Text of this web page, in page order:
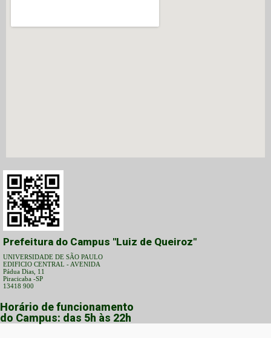
Prefeitura do Campus "Luiz de Queiroz"
UNIVERSIDADE DE SÃO PAULO
EDIFICIO CENTRAL - AVENIDA
Pádua Dias, 11
Piracicaba -SP
13418 900
Horário de funcionamento
do Campus: das 5h às 22h